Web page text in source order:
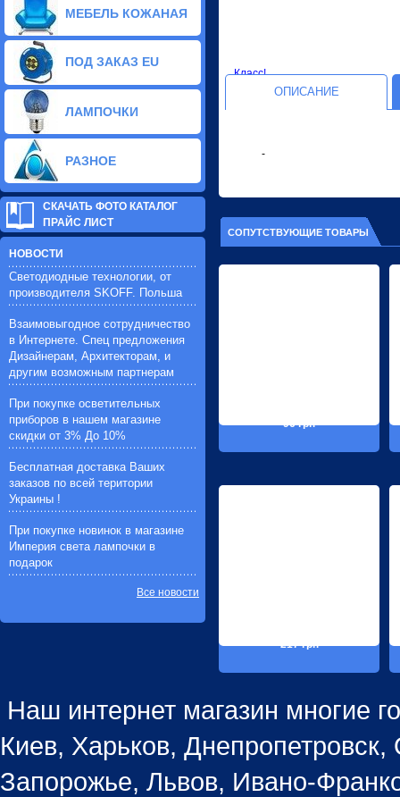
Класс!
ОПИСАНИЕ
-
СОПУТСТВУЮЩИЕ ТОВАРЫ
96 грн
217 грн
МЕБЕЛЬ КОЖАНАЯ
ПОД ЗАКАЗ EU
ЛАМПОЧКИ
РАЗНОЕ
СКАЧАТЬ ФОТО КАТАЛОГ
ПРАЙС ЛИСТ
НОВОСТИ
Светодиодные технологии, от
производителя SKOFF. Польша
Взаимовыгодное сотрудничество
в Интернете. Спец предложения
Дизайнерам, Архитекторам, и
другим возможным партнерам
При покупке осветительных
приборов в нашем магазине
скидки от 3% До 10%
Бесплатная доставка Ваших
заказов по всей територии
Украины !
При покупке новинок в магазине
Империя света лампочки в
подарок
Все новости
Наш интернет магазин многие
Киев, Харьков,
Запорожье, Львов, Ивано-